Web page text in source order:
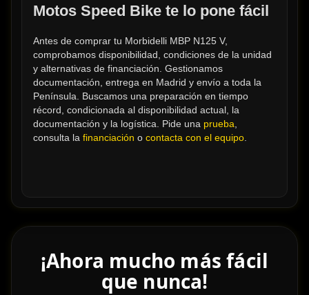
Motos Speed Bike te lo pone fácil
Antes de comprar tu Morbidelli MBP N125 V,
comprobamos disponibilidad, condiciones de la unidad
y alternativas de financiación. Gestionamos
documentación, entrega en Madrid y envío a toda la
Península. Buscamos una preparación en tiempo
récord, condicionada al disponibilidad actual, la
documentación y la logística. Pide una prueba
consulta la financiación o contacta con el equipo
¡Ahora mucho más fácil
que nunca!